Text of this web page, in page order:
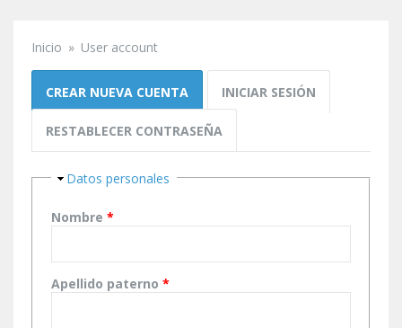
Se encuentra usted aquí
Inicio » User account
Solapas principales
CREAR NUEVA CUENTA (SOLAPA ACTIVA)
INICIAR SESIÓN
RESTABLECER CONTRASEÑA
Ocultar
Datos personales
Nombre *
Apellido paterno *